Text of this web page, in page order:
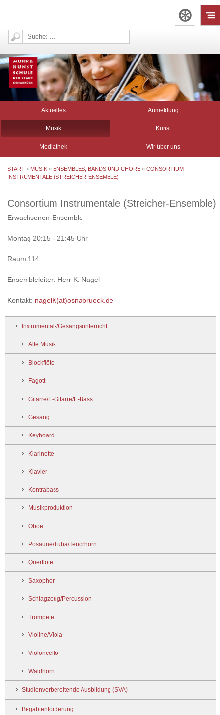
Aktuelles Anmeldung
Musik Kunst
Mediathek Wir über uns
START » MUSIK » ENSEMBLES, BANDS UND CHÖRE » CONSORTIUM
INSTRUMENTALE (STREICHER-ENSEMBLE)
Consortium Instrumentale (Streicher-Ensemble)
Erwachsenen-Ensemble
Montag 20:15 - 21:45 Uhr
Raum 114
Ensembleleiter: Herr K. Nagel
Kontakt: nagelK(at)osnabrueck.de
Instrumental-/Gesangsunterricht
Alte Musik
Blockflöte
Fagott
Gitarre/E-Gitarre/E-Bass
Gesang
Keyboard
Klarinette
Klavier
Kontrabass
Musikproduktion
Oboe
Posaune/Tuba/Tenorhorn
Querflöte
Saxophon
Schlagzeug/Percussion
Trompete
Violine/Viola
Violoncello
Waldhorn
Studienvorbereitende Ausbildung (SVA)
Begabtenförderung